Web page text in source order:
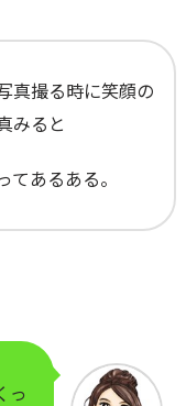
真撮る時に笑顔の
みると
てあるある。
っ